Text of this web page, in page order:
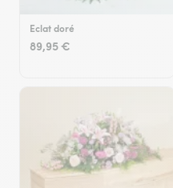
Eclat doré
89,95 €